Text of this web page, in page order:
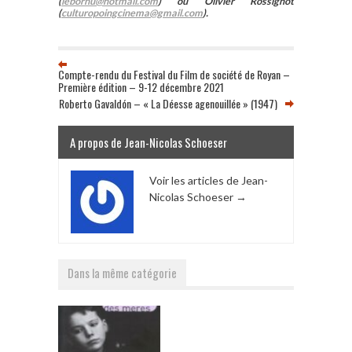
(culturopoingcinema@gmail.com).
Compte-rendu du Festival du Film de société de Royan –
Première édition – 9-12 décembre 2021
Roberto Gavaldón – « La Déesse agenouillée » (1947)
A propos de Jean-Nicolas Schoeser
Voir les articles de Jean-
Nicolas Schoeser →
Dans la même catégorie